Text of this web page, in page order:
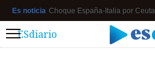
Es noticia Choque España-Italia por Ceuta
Menú
ESdiario